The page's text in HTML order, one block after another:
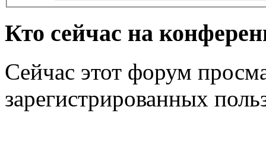
Кто сейчас на
Сейчас этот форум
зарегистрированных